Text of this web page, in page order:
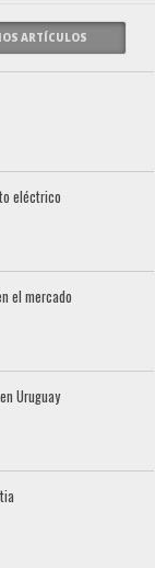
ARTÍCULOS
eléctrico
el mercado
Uruguay